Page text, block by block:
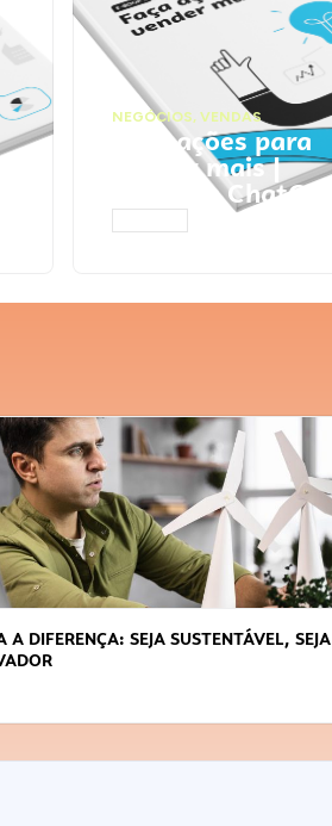
NEGÓCIOS, VENDAS
Faça ações para
vender mais |
Prompts ChatGPT
A DIFERENÇA: SEJA SUSTENTÁVEL, SEJA